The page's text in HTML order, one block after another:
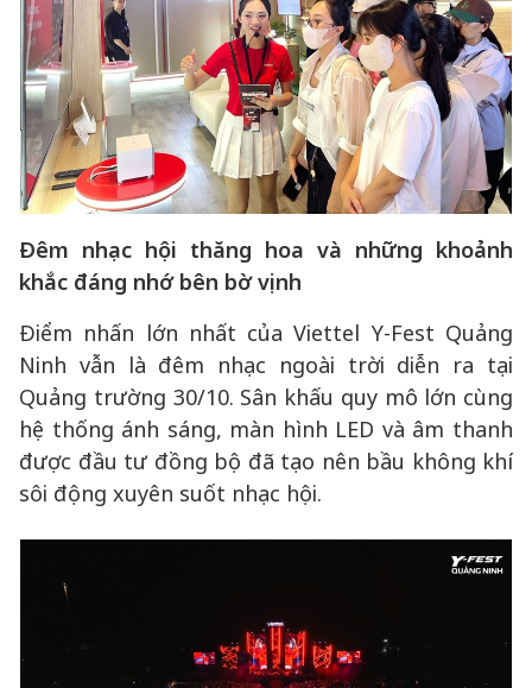
Đêm nhạc hội thăng hoa và những khoảnh
khắc đáng nhớ bên bờ vịnh
Điểm nhấn lớn nhất của Viettel Y-Fest Quảng
Ninh vẫn là đêm nhạc ngoài trời diễn ra tại
Quảng trường 30/10. Sân khấu quy mô lớn cùng
hệ thống ánh sáng, màn hình LED và âm thanh
được đầu tư đồng bộ đã tạo nên bầu không khí
sôi động xuyên suốt nhạc hội.